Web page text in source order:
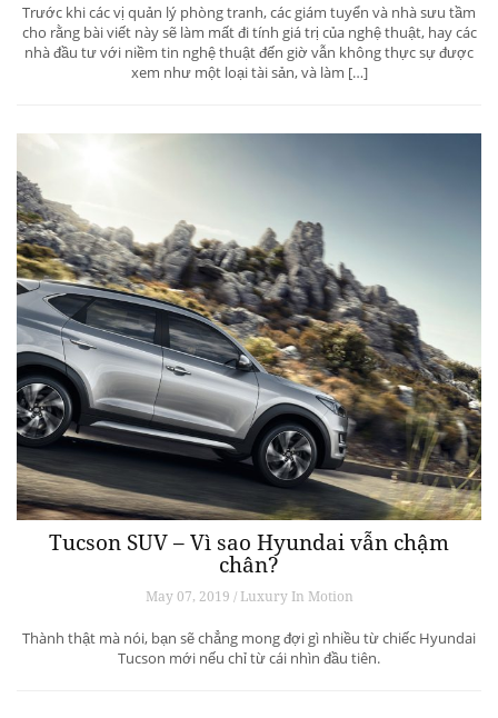
Trước khi các vị quản lý phòng tranh, các giám tuyển và nhà sưu tầm
cho rằng bài viết này sẽ làm mất đi tính giá trị của nghệ thuật, hay các
nhà đầu tư với niềm tin nghệ thuật đến giờ vẫn không thực sự được
xem như một loại tài sản, và làm […]
Tucson SUV – Vì sao Hyundai vẫn chậm
chân?
May 07, 2019 / Luxury In Motion
Thành thật mà nói, bạn sẽ chẳng mong đợi gì nhiều từ chiếc Hyundai
Tucson mới nếu chỉ từ cái nhìn đầu tiên.